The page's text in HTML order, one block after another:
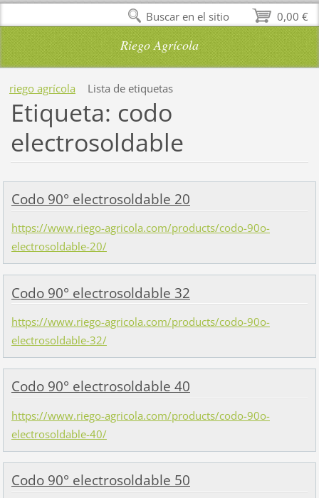
Riego Agrícola
riego agrícola Lista de etiquetas
Etiqueta: codo
electrosoldable
Codo 90° electrosoldable 20
https://www.riego-agricola.com/products/codo-90o-
electrosoldable-20/
Codo 90° electrosoldable 32
https://www.riego-agricola.com/products/codo-90o-
electrosoldable-32/
Codo 90° electrosoldable 40
https://www.riego-agricola.com/products/codo-90o-
electrosoldable-40/
Codo 90° electrosoldable 50
0,00 €
Buscar en el sitio